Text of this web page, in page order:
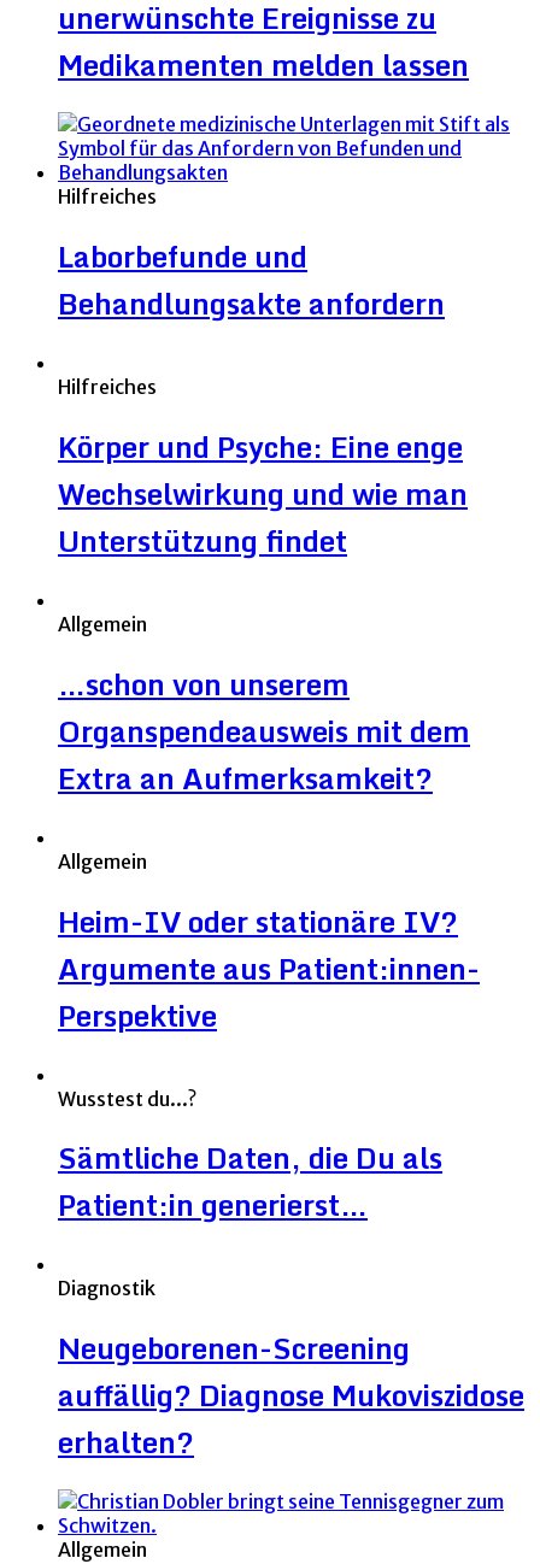
unerwünschte Ereignisse zu
Medikamenten melden lassen
Hilfreiches
Laborbefunde und
Behandlungsakte anfordern
Hilfreiches
Körper und Psyche: Eine enge
Wechselwirkung und wie man
Unterstützung findet
Allgemein
…schon von unserem
Organspendeausweis mit dem
Extra an Aufmerksamkeit?
Allgemein
Heim-IV oder stationäre IV?
Argumente aus Patient:innen-
Perspektive
Wusstest du...?
Sämtliche Daten, die Du als
Patient:in generierst…
Diagnostik
Neugeborenen-Screening
auffällig? Diagnose Mukoviszidose
erhalten?
Allgemein